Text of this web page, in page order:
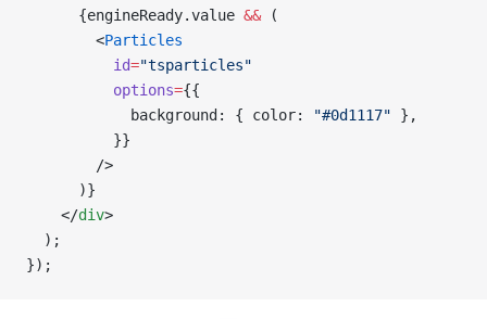
      {engineReady.value
&& (
        <
Particles
          id
="tsparticles"
          options
={{
            background: { color:
"#0d1117" },
          }}
        />
      )}
    </
div>
  );
});